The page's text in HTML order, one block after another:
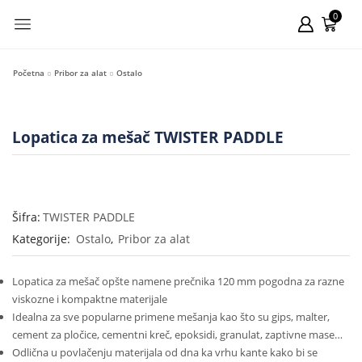
0
Početna Pribor za alat Ostalo
Lopatica za mešač TWISTER PADDLE
Šifra: TWISTER PADDLE
Kategorije: Ostalo, Pribor za alat
Lopatica za mešač opšte namene prečnika 120 mm pogodna za razne
viskozne i kompaktne materijale
Idealna za sve popularne primene mešanja kao što su gips, malter,
cement za pločice, cementni kreč, epoksidi, granulat, zaptivne mase…
Odlična u povlačenju materijala od dna ka vrhu kante kako bi se